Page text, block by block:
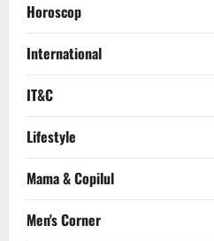
Horoscop
International
IT&C
Lifestyle
Mama & Copilul
Men's Corner